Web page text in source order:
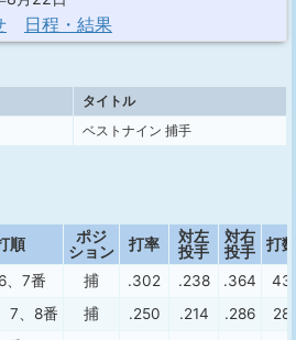
日程・結果
タイトル
ベストナイン 捕手
順
ポジ
ション
打率
対左
投手
対右
投手
打数
、7番 捕 .302 .238 .364
43
7、8番 捕 .250 .214 .286
28